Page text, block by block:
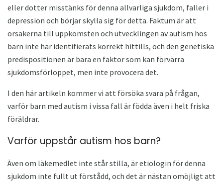
eller dotter misstänks för denna allvarliga sjukdom, faller i
depression och börjar skylla sig för detta. Faktum är att
orsakerna till uppkomsten och utvecklingen av autism hos
barn inte har identifierats korrekt hittills, och den genetiska
predispositionen är bara en faktor som kan förvärra
sjukdomsförloppet, men inte provocera det.
I den här artikeln kommer vi att försöka svara på frågan,
varför barn med autism i vissa fall är födda även i helt friska
föräldrar.
Varför uppstår autism hos barn?
Även om läkemedlet inte står stilla, är etiologin för denna
sjukdom inte fullt ut förstådd, och det är nästan omöjligt att